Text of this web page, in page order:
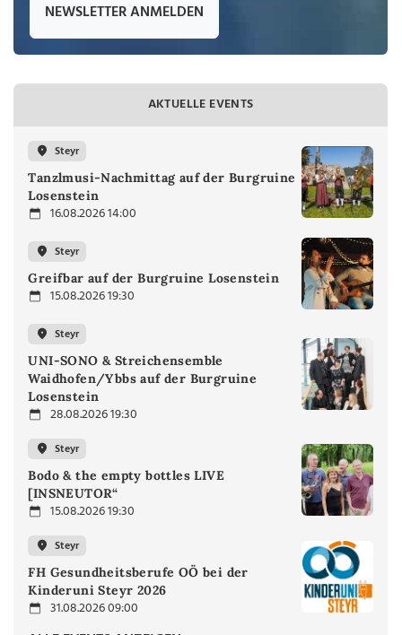
NEWSLETTER ANMELDEN
AKTUELLE EVENTS
Steyr
Tanzlmusi-Nachmittag auf der Burgruine
Losenstein
16.08.2026 14:00
Steyr
Greifbar auf der Burgruine Losenstein
15.08.2026 19:30
Steyr
UNI-SONO & Streichensemble
Waidhofen/Ybbs auf der Burgruine
Losenstein
28.08.2026 19:30
Steyr
Bodo & the empty bottles LIVE
[INSNEUTOR“
15.08.2026 19:30
Steyr
FH Gesundheitsberufe OÖ bei der
Kinderuni Steyr 2026
31.08.2026 09:00